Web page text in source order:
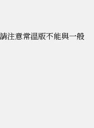
注意常溫版不能與一般